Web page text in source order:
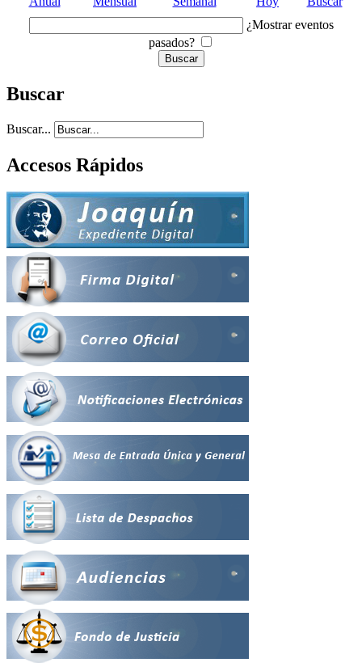
¿Mostrar eventos
pasados?
Buscar
Buscar...
Accesos Rápidos